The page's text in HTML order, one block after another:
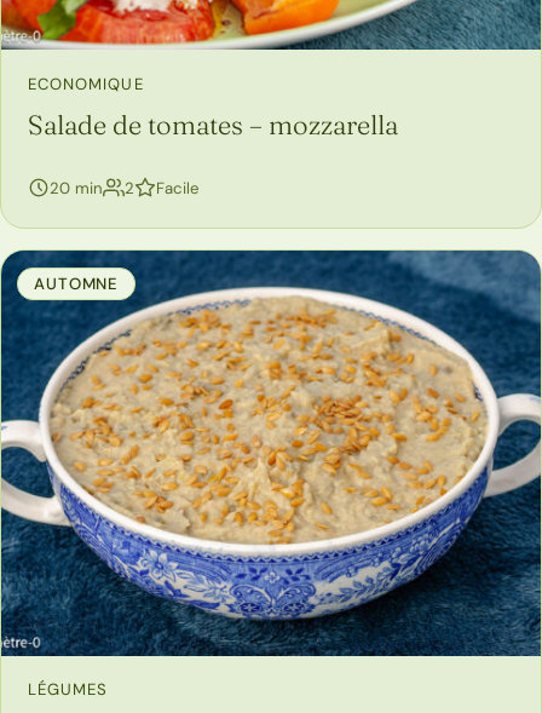
ECONOMIQUE
Salade de tomates – mozzarella
20 min 2personnes
Facile
AUTOMNE
LÉGUMES